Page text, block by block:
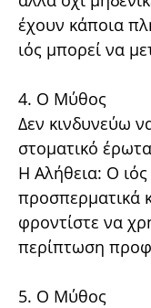
έχουν κάποια
ιός μπορεί να
4. Ο Μύθος
Δεν κινδυνεύω
στοματικό
Η Αλήθεια: Ο ιός
προσπερματικά
φροντίστε να
περίπτωση
5. Ο Μύθος